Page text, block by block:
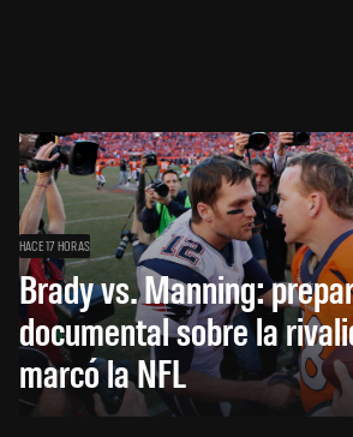
HACE 17 HORAS
Brady vs. Manning:
documental sobre la
marcó la NFL